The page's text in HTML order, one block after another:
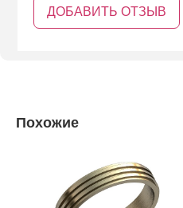
Похожие